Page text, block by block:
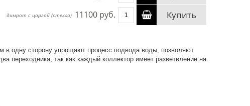
димрот с царгой (стекло) 11100 руб. Купить
одну сторону упрощают процесс подвода воды, позволяют
переходника, так как каждый коллектор имеет разветвление на